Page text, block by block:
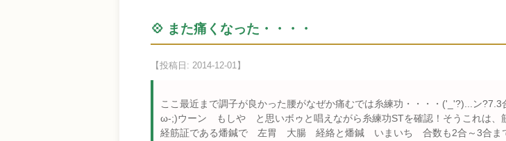
💠 また痛くなった・・・・
【投稿日: 2014-12-01】
ここ最近まで調子が良かった腰がなぜか痛むでは糸練功・・・・('_'?)...ン
ω-;)ウーン もしや と思いボゥと唱えながら糸練功STを確認！そうこれは、
経筋証である燔鍼で 左胃 大腸 経絡と燔鍼 いまいち 合数も2合～3合まで